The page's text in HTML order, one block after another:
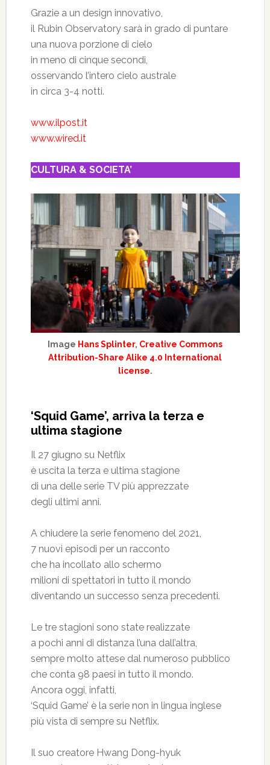
Grazie a un design innovativo,
il Rubin Observatory sarà in grado di puntare
una nuova porzione di cielo
in meno di cinque secondi,
osservando l’intero cielo australe
in circa 3-4 notti.
www.ilpost.it
www.wired.it
CULTURA & SOCIETA’
Image Hans Splinter, Creative Commons
Attribution-Share Alike 4.0 International
license.
‘Squid Game’, arriva la terza e
ultima stagione
Il 27 giugno su Netflix
è uscita la terza e ultima stagione
di una delle serie TV più apprezzate
degli ultimi anni.
A chiudere la serie fenomeno del 2021,
7 nuovi episodi per un racconto
che ha incollato allo schermo
milioni di spettatori in tutto il mondo
diventando un successo senza precedenti.
Le tre stagioni sono state realizzate
a pochi anni di distanza l’una dall’altra,
sempre molto attese dal numeroso pubblico
che conta 98 paesi in tutto il mondo.
Ancora oggi, infatti,
‘Squid Game’ è la serie non in lingua inglese
più vista di sempre su Netflix.
Il suo creatore Hwang Dong-hyuk